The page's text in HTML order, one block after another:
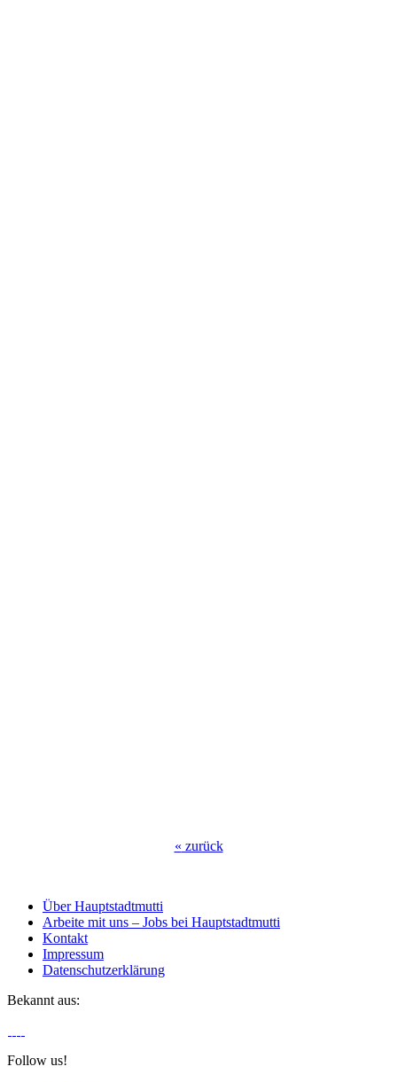
« zurück
Über Hauptstadtmutti
Arbeite mit uns – Jobs bei Hauptstadtmutti
Kontakt
Impressum
Datenschutzerklärung
Bekannt aus:
Follow us!